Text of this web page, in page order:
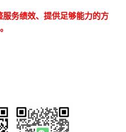
务绩效、提供足够能力的方